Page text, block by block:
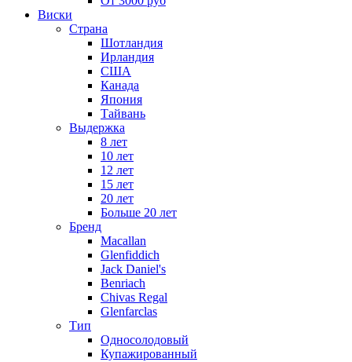
Виски
Страна
Шотландия
Ирландия
США
Канада
Япония
Тайвань
Выдержка
8 лет
10 лет
12 лет
15 лет
20 лет
Больше 20 лет
Бренд
Macallan
Glenfiddich
Jack Daniel's
Benriach
Chivas Regal
Glenfarclas
Тип
Односолодовый
Купажированный